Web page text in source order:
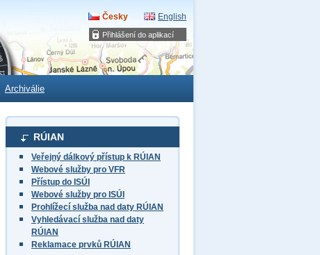
Přihlášení do aplikací
Česky English
Archiválie
RÚIAN
Veřejný dálkový přístup k RÚIAN
Webové služby pro VFR
Přístup do ISÚI
Webové služby pro ISÚI
Prohlížecí služba nad daty RÚIAN
Vyhledávací služba nad daty
RÚIAN
Reklamace prvků RÚIAN